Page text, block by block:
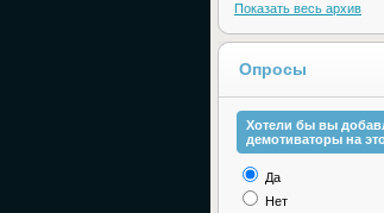
Показать весь архив
Опросы
Хотели бы вы
демотиваторы на
Да
Нет